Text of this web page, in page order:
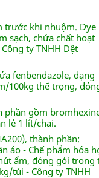
trước khi nhuộm. Dye
sạch, chứa chất hoạt
ty TNHH Dệt
fenbendazole, dạng
100kg thể trọng,
phần gồm
lẻ 1 lít/chai.
thành phần:
áo - Chế phẩm hóa
ẩm, đóng gói trong
túi - Công ty TNHH